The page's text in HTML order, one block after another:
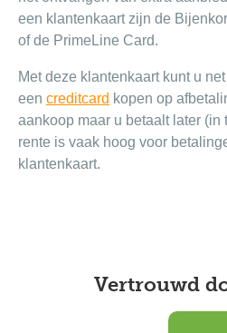
een klantenkaart zijn de
of de PrimeLine Card.
Met deze klantenkaart kunt u
een creditcard kopen op
aankoop maar u betaalt later (in
rente is vaak hoog voor
klantenkaart.
Vertrouwd